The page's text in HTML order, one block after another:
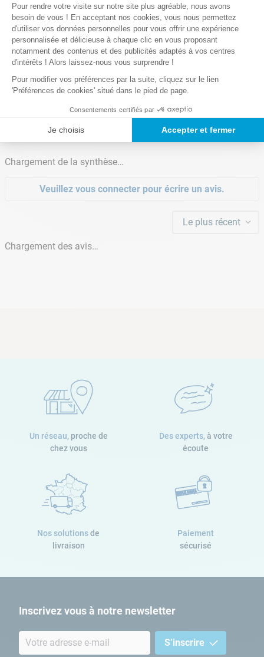
Lire la suite
Nombre de colis
1
Notre satisfaction, la votre
Avis clients
Chargement de la synthèse…
Veuillez vous connecter pour écrire un avis.
Le plus récent
Chargement des avis…
Un réseau, proche de
chez vous
Des experts, à votre
écoute
Nos solutionsde
livraison
Paiement
sécurisé
Inscrivez vous à notre newsletter
S’inscrire
Pour rendre votre visite sur notre site plus agréable, nous avons
besoin de vous ! En acceptant nos cookies, vous nous permettez
d'utiliser vos données personnelles pour vous offrir une expérience
personnalisée et délicieuse à chaque clic en vous proposant
notamment des contenus et des publicités adaptés à vos centres
d'intérêts ! Alors laissez-nous vous surprendre !
Pour modifier vos préférences par la suite, cliquez sur le lien
'Préférences de cookies' situé dans le pied de page.
Consentements certifiés par
Je choisis Accepter et fermer
Axeptio consent